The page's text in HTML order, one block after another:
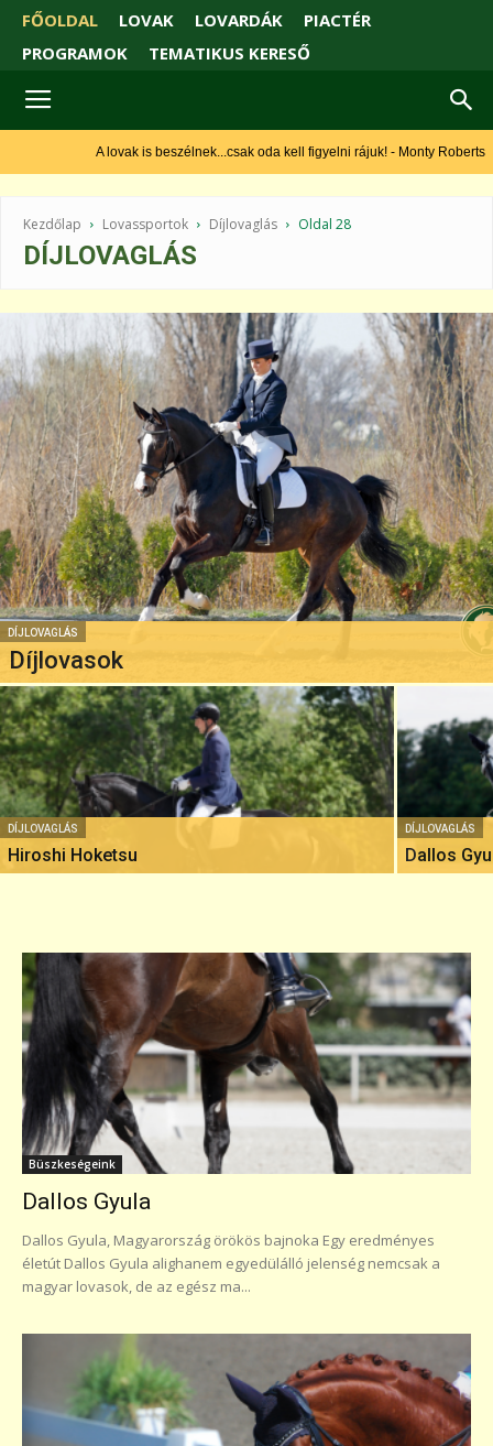
FŐOLDAL LOVAK LOVARDÁK
PIACTÉR
PROGRAMOK
TEMATIKUS KERESŐ
A lovak is beszélnek...csak oda kell figyelni rájuk! - Monty Roberts
Kezdőlap Lovassportok Díjlovaglás Oldal 28
DÍJLOVAGLÁS
DÍJLOVAGLÁS
Díjlovasok
DÍJLOVAGLÁS
Hiroshi Hoketsu
DÍJLOVAGLÁS
Dallos
Büszkeségeink
Dallos Gyula
Dallos Gyula, Magyarország örökös bajnoka Egy eredményes
életút Dallos Gyula alighanem egyedülálló jelenség nemcsak a
magyar lovasok, de az egész ma...